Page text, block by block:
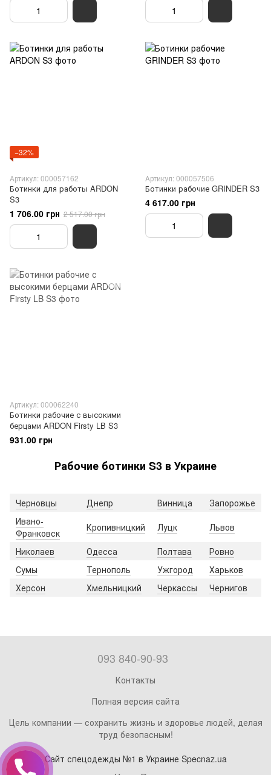
−32%
Артикул: 000057162
Ботинки для работы ARDON
S3
1 706.00 грн 2 517.00 грн
Артикул: 000057506
Ботинки рабочие GRINDER S3
4 617.00 грн
Артикул: 000062240
Ботинки рабочие с высокими
берцами ARDON Firsty LB S3
931.00 грн
Рабочие ботинки S3 в Украине
Черновцы Днепр Винница
Запорожье
Ивано-
Франковск
Кропивницкий Луцк
Львов
Николаев
Одесса Полтава
Ровно
Сумы
Тернополь Ужгород
Харьков
Херсон
Хмельницкий Черкассы Чернигов
093 840-90-93
Контакты
Полная версия сайта
Цель компании — сохранить жизнь и здоровье людей, делая
труд безопасным!
Сайт спецодежды №1 в Украине Specnaz.ua